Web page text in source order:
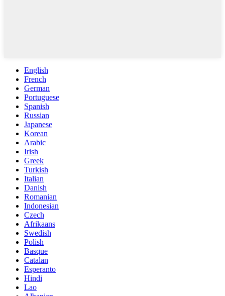
English
French
German
Portuguese
Spanish
Russian
Japanese
Korean
Arabic
Irish
Greek
Turkish
Italian
Danish
Romanian
Indonesian
Czech
Afrikaans
Swedish
Polish
Basque
Catalan
Esperanto
Hindi
Lao